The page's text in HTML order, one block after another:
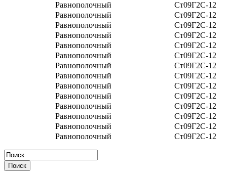
Равнополочный
Cт09Г2С-12
Равнополочный
Cт09Г2С-12
Равнополочный
Cт09Г2С-12
Равнополочный
Cт09Г2С-12
Равнополочный
Cт09Г2С-12
Равнополочный
Cт09Г2С-12
Равнополочный
Cт09Г2С-12
Равнополочный
Cт09Г2С-12
Равнополочный
Cт09Г2С-12
Равнополочный
Cт09Г2С-12
Равнополочный
Cт09Г2С-12
Равнополочный
Cт09Г2С-12
Равнополочный
Cт09Г2С-12
Равнополочный
Cт09Г2С-12
Поиск